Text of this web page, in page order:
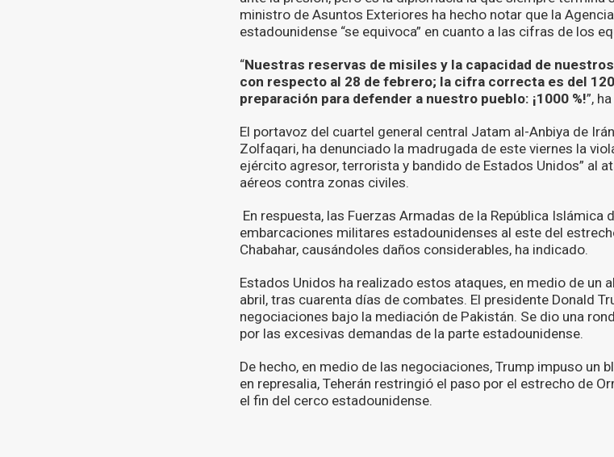
ministro de Asuntos Exteriores ha hecho notar que la
estadounidense “se equivoca” en cuanto a las cifras de los
“Nuestras reservas de misiles y la capacidad de
con respecto al 28 de febrero; la cifra correcta es del
preparación para defender a nuestro pueblo: ¡1000 %!”,
El portavoz del cuartel general central Jatam al-Anbiya de
Zolfaqari, ha denunciado la madrugada de este viernes la
ejército agresor, terrorista y bandido de Estados Unidos” al
aéreos contra zonas civiles.
En respuesta, las Fuerzas Armadas de la República Islámica
embarcaciones militares estadounidenses al este del
Chabahar, causándoles daños considerables, ha indicado.
Estados Unidos ha realizado estos ataques, en medio de un
abril, tras cuarenta días de combates. El presidente Donald
negociaciones bajo la mediación de Pakistán. Se dio una
por las excesivas demandas de la parte estadounidense.
De hecho, en medio de las negociaciones, Trump impuso un
en represalia, Teherán restringió el paso por el estrecho de
el fin del cerco estadounidense.